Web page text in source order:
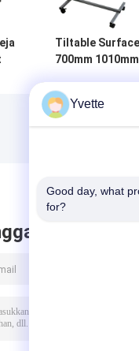
Tiltable Surface
700mm 1010mm
Table Over Bed
Food Table
pesan
Yvette
Good day, what
for?